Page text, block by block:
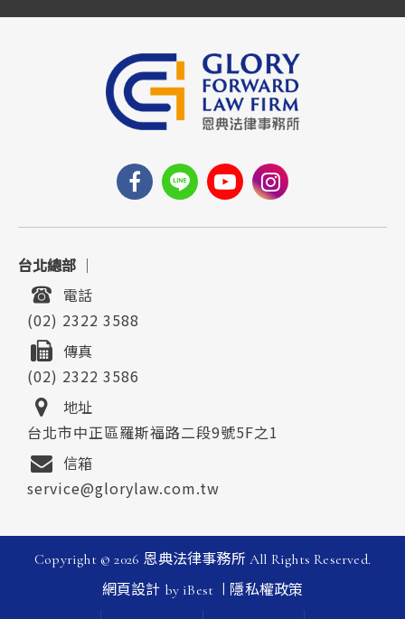
台北總部 ｜
地址
台北市中正區羅斯福路二段9號5F之1
電話
(02) 2322 3588
傳真
(02) 2322 3586
信箱
service@glorylaw.com.tw
Copyright © 2026 恩典法律事務所 All Rights Reserved.
網頁設計 by iBest | 隱私權政策